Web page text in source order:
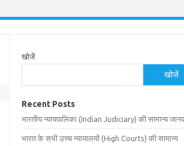
खोजें
खोजें
Recent Posts
भारतीय न्यायपालिका (Indian Judiciary) की सामान्य
भारत के सभी उच्च न्यायालयों (High Courts) की सामान्य